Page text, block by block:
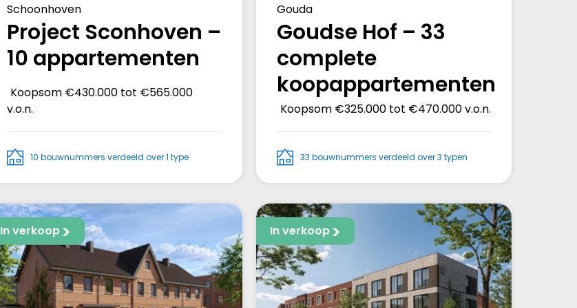
Schoonhoven
Project Sconhoven –
10 appartementen
Koopsom €430.000 tot €565.000
v.o.n.
10 bouwnummers verdeeld over 1 type
Gouda
Goudse Hof – 33
complete
koopappartementen
Koopsom€325.000 tot €470.000 v.o.n.
33 bouwnummers verdeeld over 3 typen
In verkoop In verkoop